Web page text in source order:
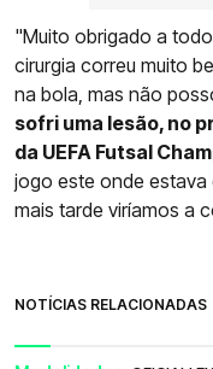
"Muito obrigado a
cirurgia correu muito
na bola, mas não
sofri uma lesão, no
da UEFA Futsal
jogo este onde estava
mais tarde viríamos a
NOTÍCIAS RELACIONADAS